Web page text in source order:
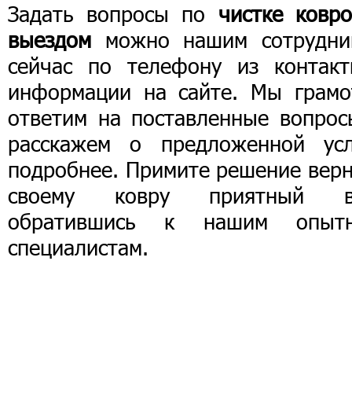
Задать вопросы по чистке
выездом можно нашим
сейчас по телефону из
информации на сайте. Мы
ответим на поставленные
расскажем о предложенной
подробнее. Примите решение
своему ковру приятный
обратившись к нашим
специалистам.